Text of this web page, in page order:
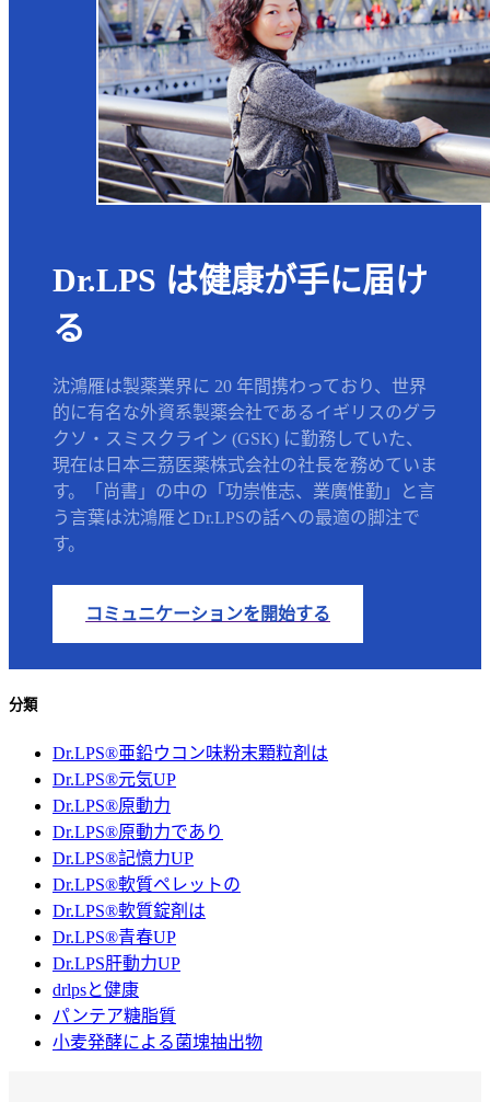
Dr.LPS は健康が手に届け
る
沈鴻雁は製薬業界に 20 年間携わっており、世界
的に有名な外資系製薬会社であるイギリスのグラ
クソ・スミスクライン (GSK) に勤務していた、
現在は日本三茘医薬株式会社の社長を務めていま
す。「尚書」の中の「功崇惟志、業廣惟勤」と言
う言葉は沈鴻雁とDr.LPSの話への最適の脚注で
す。
コミュニケーションを開始する
分類
Dr.LPS®亜鉛ウコン味粉末顆粒剤は
Dr.LPS®元気UP
Dr.LPS®原動力
Dr.LPS®原動力であり
Dr.LPS®記憶力UP
Dr.LPS®軟質ペレットの
Dr.LPS®軟質錠剤は
Dr.LPS®青春UP
Dr.LPS肝動力UP
drlpsと健康
パンテア糖脂質
小麦発酵による菌塊抽出物